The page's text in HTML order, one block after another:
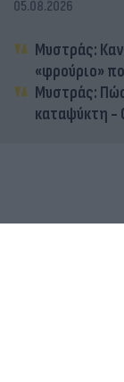
05.08.2026
Μυστράς:
«φρούριο»
Μυστράς:
καταψύκτη -